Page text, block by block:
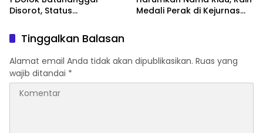
Disorot, Status
Dipertanyakan
Medali Perak di Kejurnas
Tinggalkan Balasan
Alamat email Anda tidak akan dipublikasikan. Ruas yang
wajib ditandai *